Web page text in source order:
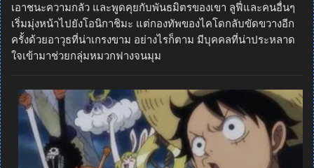
เอาชนะความกลัว และพูดคุยกับพันธมิตรของเขา ลูฟี่และคนอื่นๆ
เริ่มมุ่งหน้าไปยังโอนิกาชิมะ แต่กองทัพของไคโดกลับขัดขวางอีก
ครั้งด้วยอาวุธที่น่าเกรงขาม อย่างไรก็ตาม มีบุคคลที่น่าประหลาด
ใจเข้ามาช่วยกลุ่มหมวกฟางจนมุม